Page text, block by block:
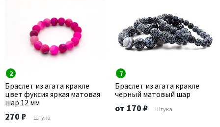
2
Браслет из агата кракле
цвет фуксия яркая матовая
шар 12 мм
270 ₽ Штука
7
Браслет из агата кракле
черный матовый шар
от 170 ₽ Штука